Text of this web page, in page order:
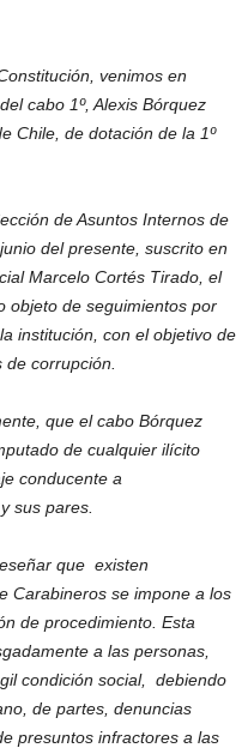
venimos en
cabo 1º, Alexis Bórquez
Chile, de dotación de la 1º
de Asuntos Internos de
del presente, suscrito en
Marcelo Cortés Tirado, el
objeto de seguimientos por
institución, con el objetivo de
corrupción.
que el cabo Bórquez
de cualquier ilícito
conducente a
sus pares.
que existen
Carabineros se impone a los
de procedimiento. Esta
a las personas,
condición social, debiendo
de partes, denuncias
presuntos infractores a las